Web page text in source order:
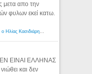
μετα απο την
φυλων εκεί κατω.
Αμερικανοί ρατσιστές αναρωτιούνται αν ο Ηλίας Κασιδιάρης ανήκει στη λευκή φυλή... - Λόγιος Ερμής
ΕΙΝΑΙ ΕΛΛΗΝΑΣ
και δεν